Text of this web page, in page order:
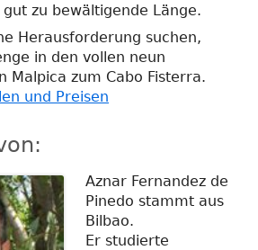
zu bewältigende Länge.
Herausforderung suchen,
in den vollen neun
Malpica zum Cabo Fisterra.
und Preisen
Aznar Fernandez de
Pinedo stammt aus
Bilbao.
Er studierte